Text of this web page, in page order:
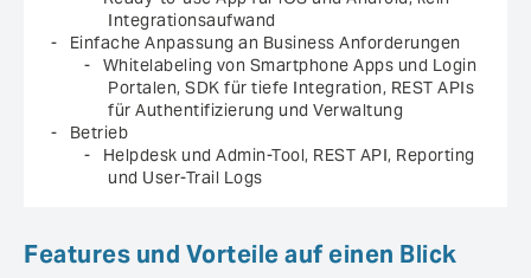
Integrationsaufwand
Einfache Anpassung an Business Anforderungen
Whitelabeling von Smartphone Apps und Login
Portalen, SDK für tiefe Integration, REST APIs
für Authentifizierung und Verwaltung
Betrieb
Helpdesk und Admin-Tool, REST API, Reporting
und User-Trail Logs
Features und Vorteile auf einen Blick